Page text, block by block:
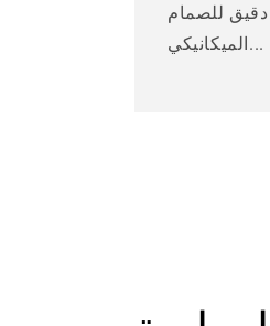
دقيق للصمام
الميكانيكي...